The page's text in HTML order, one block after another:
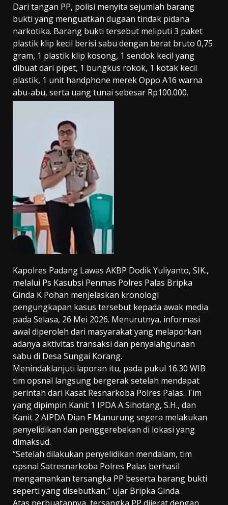
Dari tangan PP, polisi menyita sejumlah barang
bukti yang menguatkan dugaan tindak pidana
narkotika. Barang bukti tersebut meliputi 3 paket
plastik klip kecil berisi sabu dengan berat bruto 0,75
gram, 1 plastik klip kosong, 1 sendok kecil yang
dibuat dari pipet, 1 bungkus rokok, 1 kotak kecil
plastik, 1 unit handphone merek Oppo A16 warna
abu-abu, serta uang tunai sebesar Rp100.000.
Kapolres Padang Lawas AKBP Dodik Yuliyanto, SIK.,
melalui Ps Kasubsi Penmas Polres Palas Bripka
Ginda K Pohan menjelaskan kronologi
pengungkapan kasus tersebut kepada awak media
pada Selasa, 26 Mei 2026. Menurutnya, informasi
awal diperoleh dari masyarakat yang melaporkan
adanya aktivitas transaksi dan penyalahgunaan
sabu di Desa Sungai Korang.
Menindaklanjuti laporan itu, pada pukul 16.30 WIB
tim opsnal langsung bergerak setelah mendapat
perintah dari Kasat Resnarkoba Polres Palas. Tim
yang dipimpin Kanit 1 IPDA A Sihotang, S.H., dan
Kanit 2 AIPDA Dian F Manurung segera melakukan
penyelidikan dan penggerebekan di lokasi yang
dimaksud.
“Setelah dilakukan penyelidikan mendalam, tim
opsnal Satresnarkoba Polres Palas berhasil
mengamankan tersangka PP beserta barang bukti
seperti yang disebutkan,” ujar Bripka Ginda.
Atas perbuatannya, tersangka PP dijerat dengan